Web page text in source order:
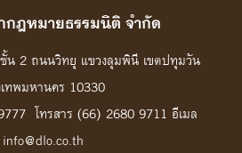
ฎหมายธรรมนิติ จํากัด
น 2 ถนนวิทยุ แขวงลุมพินี เขตปทุมวัน
ทพมหานคร 10330
โทรสาร (66) 2680 9711 อีเมล
info@dlo.co.th